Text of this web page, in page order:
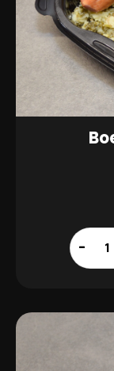
aantal
–